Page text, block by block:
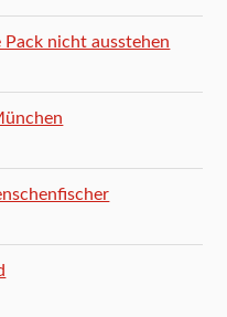
nicht ausstehen